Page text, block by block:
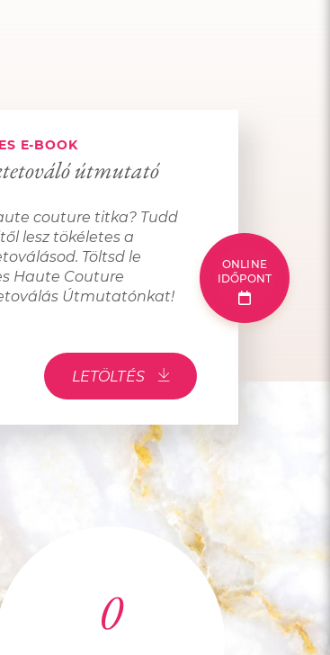
ONLINE
IDŐPONT
E-BOOK
útmutató
couture titka? Tudd
lesz tökéletes a
Töltsd le
Haute Couture
Útmutatónkat!
LETÖLTÉS
0